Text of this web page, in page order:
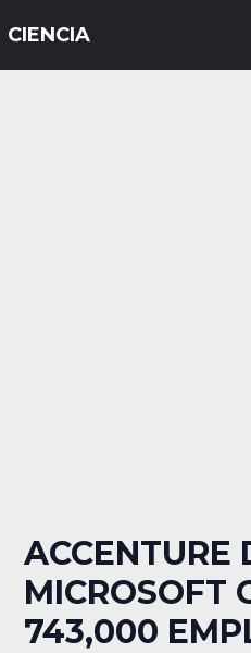
ACCENTURE
MICROSOFT
743,000